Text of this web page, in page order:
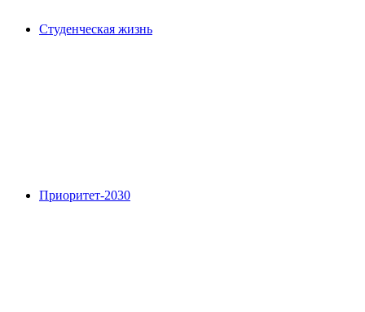
Студенческая жизнь
Приоритет-2030